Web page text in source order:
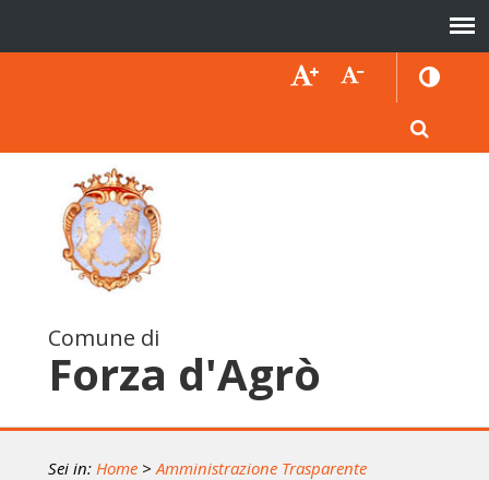
Comune di
Forza d'Agrò
Sei in: Home >Amministrazione Trasparente